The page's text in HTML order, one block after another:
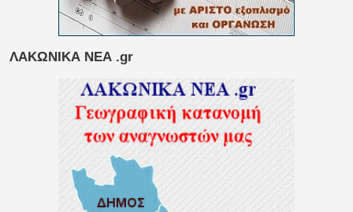
ΛΑΚΩΝΙΚΑ ΝΕΑ .gr